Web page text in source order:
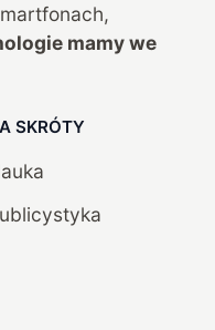
mamy we
SKRÓTY